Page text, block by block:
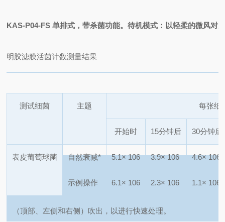
KAS-P04-FS 单排式，带杀菌功能。待机模式：以轻柔的微风对
明胶滤膜活菌计数测量结果
测试细菌 主题 每张纸
开始时 15分钟后 30分钟后
表皮葡萄球菌 自然衰减* 5.1×106 3.9×106 4.6×106
示例操作 6.1× 106 2.3× 106 1.1× 106
（顶部、左侧和右侧）吹出，以进行快速处理。